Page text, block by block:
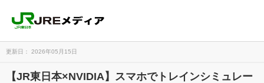
更新日： 2026年05月15日
【JR東日本×NVIDIA】スマホでトレインシミュレー